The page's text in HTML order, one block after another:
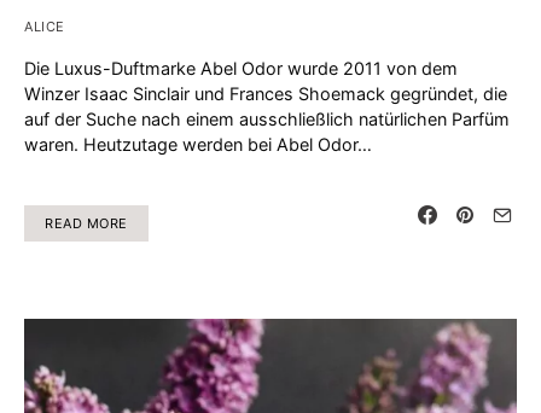
ALICE
Die Luxus-Duftmarke Abel Odor wurde 2011 von dem
Winzer Isaac Sinclair und Frances Shoemack gegründet, die
auf der Suche nach einem ausschließlich natürlichen Parfüm
waren. Heutzutage werden bei Abel Odor…
READ MORE